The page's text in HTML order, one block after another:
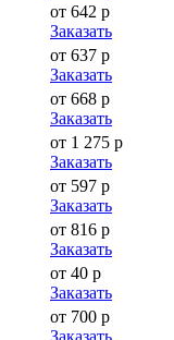
от 642 р
Заказать
от 637 р
Заказать
от 668 р
Заказать
от 1 275 р
Заказать
от 597 р
Заказать
от 816 р
Заказать
от 40 р
Заказать
от 700 р
Заказать